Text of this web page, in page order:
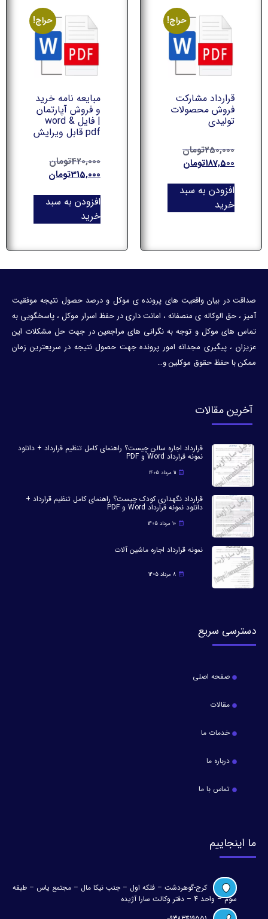
حراج!
قرارداد مشارکت
فروش محصولات
تولیدی
250,000تومان
187,500تومان
افزودن به سبد
خرید
حراج!
مبایعه نامه خرید
و فروش آپارتمان
| فایل word &
pdf قابل ویرایش
420,000تومان
315,000تومان
افزودن به سبد
خرید
صداقت در بیان واقعیت های پرونده ی موکل و درصد حصول نتیجه موفقیت
آمیز ، حق الوکاله ی منصفانه ، امانت داری در حفظ اسرار موکل ، پاسخگویی به
تماس های موکل و توجه به نگرانی های مراجعین در جهت حل مشکلات این
عزیزان ، پیگیری مجدانه امور پرونده جهت حصول نتیجه در سریعترین زمان
ممکن با حفظ حقوق موکلین و…
آخرین مقالات
قرارداد اجاره سالن چیست؟ راهنمای کامل تنظیم قرارداد + دانلود
نمونه قرارداد Word و PDF
11 مرداد 1405
قرارداد نگهداری کودک چیست؟ راهنمای کامل تنظیم قرارداد +
دانلود نمونه قرارداد Word و PDF
10 مرداد 1405
نمونه قرارداد اجاره ماشین آلات
8 مرداد 1405
دسترسی سریع
صفحه اصلی
مقالات
خدمات ما
درباره ما
تماس با ما
ما اینجاییم
کرج-گوهردشت – فلکه اول – جنب نیکا مال – مجتمع یاس – طبقه
سوم – واحد 4 – دفتر وکالت سارا آژیده